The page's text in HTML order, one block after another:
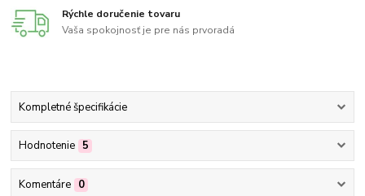
Rýchle doručenie tovaru
Vaša spokojnosť je pre nás prvoradá
Kompletné špecifikácie
Hodnotenie 5
Komentáre 0